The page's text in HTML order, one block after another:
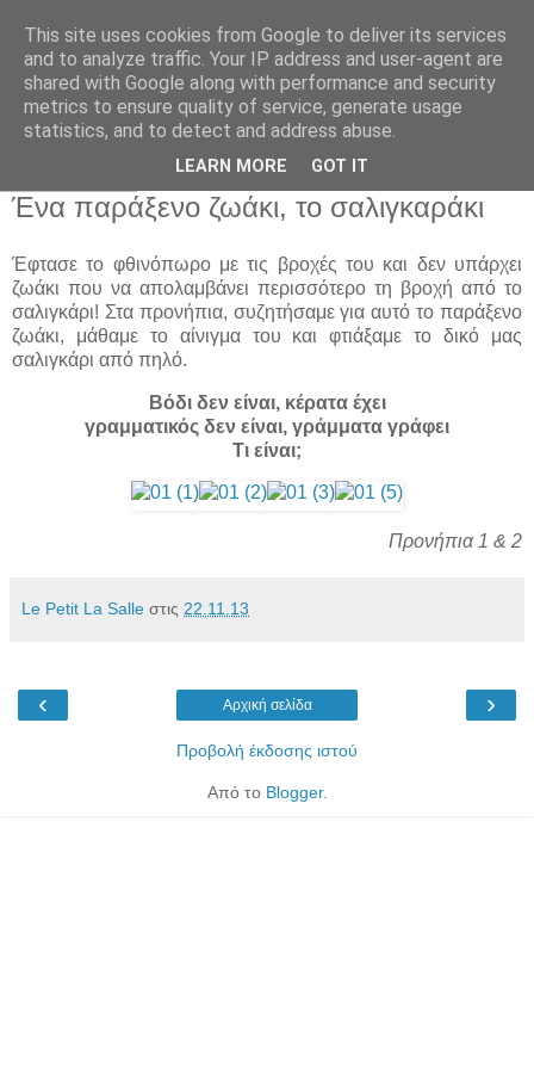
Παιδικός Σταθμός-
Νηπιαγωγείο "ΔΕΛΑΣΑΛ"
Ένα παράξενο ζωάκι, το σαλιγκαράκι
Έφτασε το φθινόπωρο με τις βροχές του και δεν υπάρχει
ζωάκι που να απολαμβάνει περισσότερο τη βροχή από το
σαλιγκάρι! Στα προνήπια, συζητήσαμε για αυτό το παράξενο
ζωάκι, μάθαμε το αίνιγμα του και φτιάξαμε το δικό μας
σαλιγκάρι από πηλό.
Βόδι δεν είναι, κέρατα έχει
γραμματικός δεν είναι, γράμματα γράφει
Τι είναι;
Προνήπια 1 & 2
Le Petit La Salle στις 22.11.13
‹ ›
Αρχική σελίδα
Προβολή έκδοσης ιστού
Από το Blogger.
This site uses cookies from Google to deliver its services
and to analyze traffic. Your IP address and user-agent are
shared with Google along with performance and security
metrics to ensure quality of service, generate usage
statistics, and to detect and address abuse.
LEARN MORE GOT IT